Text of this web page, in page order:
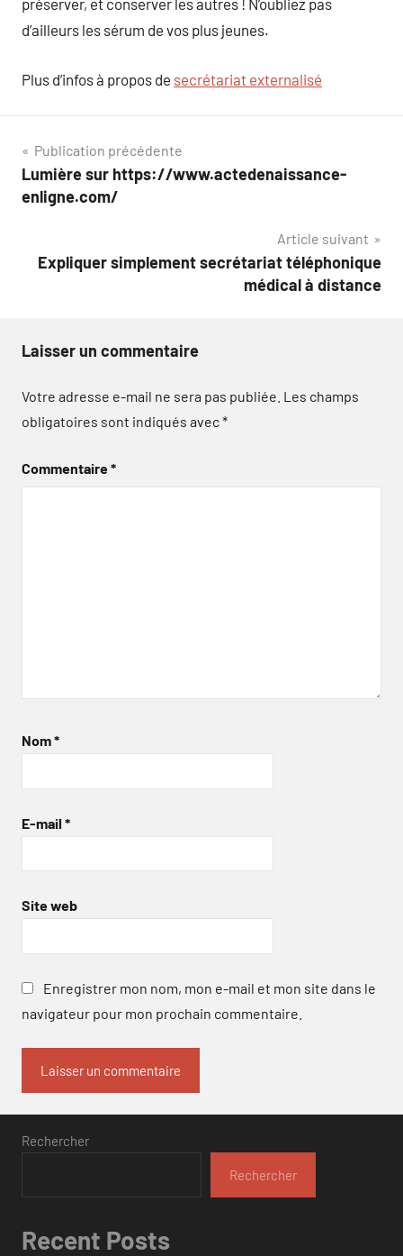
préserver, et conserver les autres ! N’oubliez pas
d’ailleurs les sérum de vos plus jeunes.
Plus d’infos à propos de secrétariat externalisé
Navigation
de
Publication précédente
Lumière sur https://www.actedenaissance-
enligne.com/
Article suivant
Expliquer simplement secrétariat téléphonique
médical à distance
Laisser un commentaire
Votre adresse e-mail ne sera pas publiée. Les champs
obligatoires sont indiqués avec*
Commentaire*
Nom*
E-mail *
Site web
Enregistrer mon nom, mon e-mail et mon site dans le
navigateur pour mon prochain commentaire.
Rechercher
Rechercher
Recent Posts